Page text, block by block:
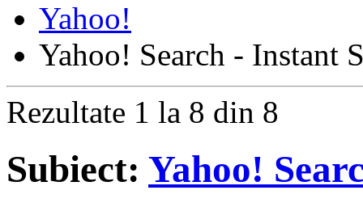
Yahoo!
Yahoo! Search - Instant
Rezultate 1 la 8 din 8
Subiect: Yahoo!